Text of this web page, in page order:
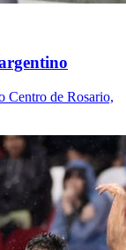
Centro de Rosario,